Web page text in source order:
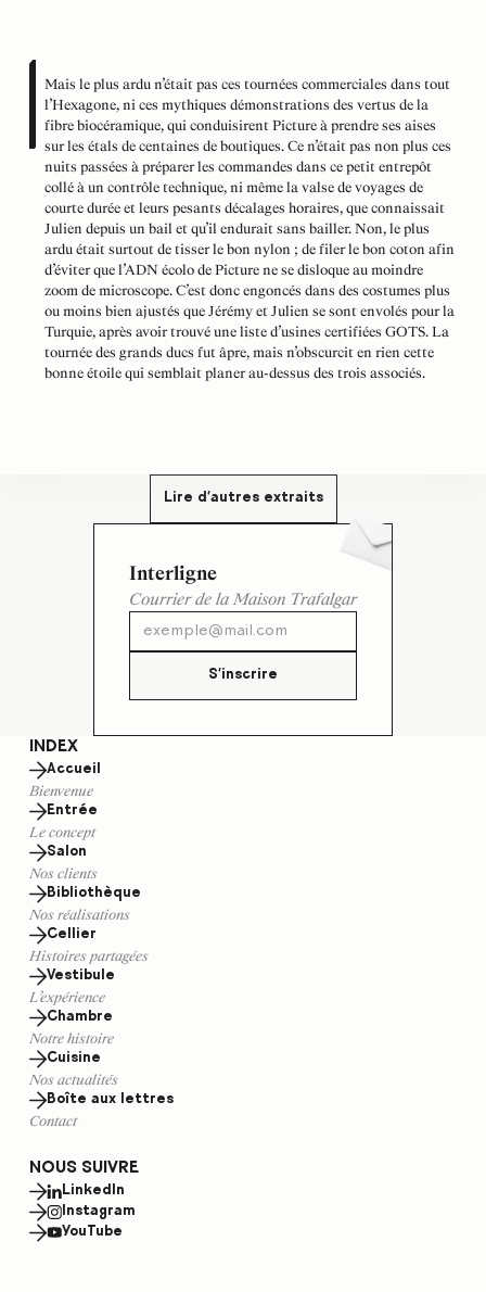
Mais le plus ardu n’était pas ces tournées commerciales dans tout
l’Hexagone, ni ces mythiques démonstrations des vertus de la
fibre biocéramique, qui conduisirent Picture à prendre ses aises
sur les étals de centaines de boutiques. Ce n’était pas non plus ces
nuits passées à préparer les commandes dans ce petit entrepôt
collé à un contrôle technique, ni même la valse de voyages de
courte durée et leurs pesants décalages horaires, que connaissait
Julien depuis un bail et qu’il endurait sans bailler. Non, le plus
ardu était surtout de tisser le bon nylon ; de filer le bon coton afin
d’éviter que l’ADN écolo de Picture ne se disloque au moindre
zoom de microscope. C’est donc engoncés dans des costumes plus
ou moins bien ajustés que Jérémy et Julien se sont envolés pour la
Turquie, après avoir trouvé une liste d’usines certifiées GOTS. La
tournée des grands ducs fut âpre, mais n’obscurcit en rien cette
bonne étoile qui semblait planer au-dessus des trois associés.
Lire d'autres extraits
Interligne
Courrier de la Maison Trafalgar
S'inscrire
INDEX
Accueil
Bienvenue
Entrée
Le concept
Salon
Nos clients
Bibliothèque
Nos réalisations
Cellier
Histoires partagées
Vestibule
L’expérience
Chambre
Notre histoire
Cuisine
Nos actualités
Boîte aux lettres
Contact
NOUS SUIVRE
LinkedIn
Instagram
YouTube